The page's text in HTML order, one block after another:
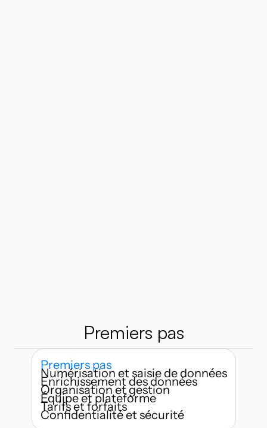
Premiers pas
Premiers pas
Numérisation et saisie de données
Enrichissement des données
Organisation et gestion
Équipe et plateforme
Tarifs et forfaits
Confidentialité et sécurité